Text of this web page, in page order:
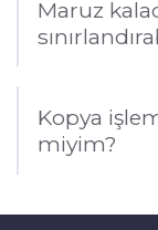
Maruz
Kopya
miyim?